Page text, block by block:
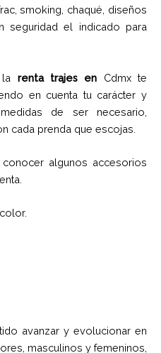
smoking, chaqué, diseños
seguridad el indicado para
renta trajes en Cdmx te
en cuenta tu carácter y
de ser necesario,
cada prenda que escojas.
algunos accesorios
avanzar y evolucionar en
masculinos y femeninos,